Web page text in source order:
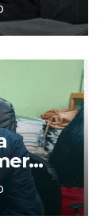
Keiko